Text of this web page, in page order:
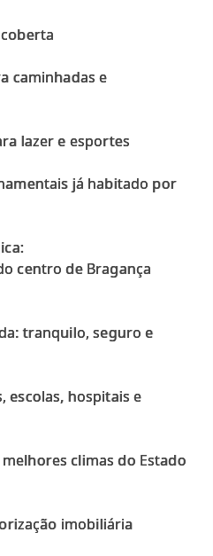
caminhadas e
lazer e esportes
já habitado por
centro de Bragança
tranquilo, seguro e
escolas, hospitais e
climas do Estado
imobiliária